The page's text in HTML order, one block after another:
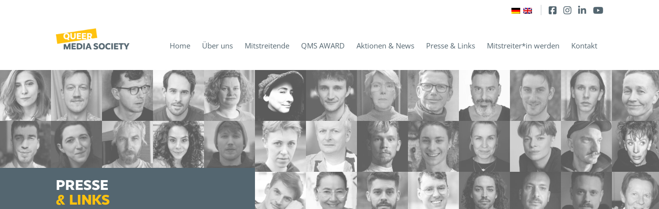
Home Über uns Mitstreitende QMS AWARD Aktionen & News Presse & Links Mitstreiter*in werden Kontakt
PRESSE
& LINKS